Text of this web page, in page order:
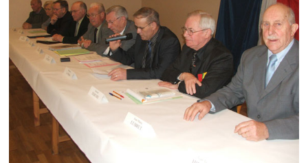
Services publics intercommunaux
Affaires scolaires, CCAS
Eaux, assainissement
France services
France Renov
Déchets ménagers, tri sélectif, encombrants